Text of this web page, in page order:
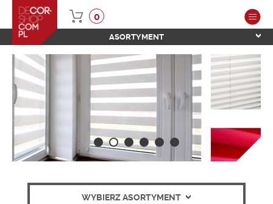
0
ASORTYMENT
WYBIERZ ASORTYMENT